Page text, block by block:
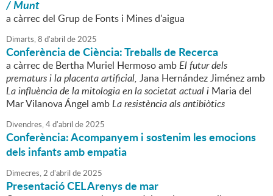
/ Munt
a càrrec del Grup de Fonts i Mines d'aigua
Dimarts,8 d'abril de2025
Conferència de Ciència: Treballs de Recerca
a càrrec de Bertha Muriel Hermoso ambEl futur dels
prematurs i la placenta artificial, Jana Hernández Jiménez amb
La influència de la mitologia en la societat actual i Maria del
Mar Vilanova Ángel ambLa resistència als antibiòtics
Divendres,4d'abril de2025
Conferència: Acompanyem i sostenim les emocions
dels infants amb empatia
Dimecres,2 d'abril de2025
Presentació CEL Arenys de mar